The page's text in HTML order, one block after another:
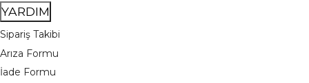
YARDIM
Sipariş Takibi
Arıza Formu
İade Formu